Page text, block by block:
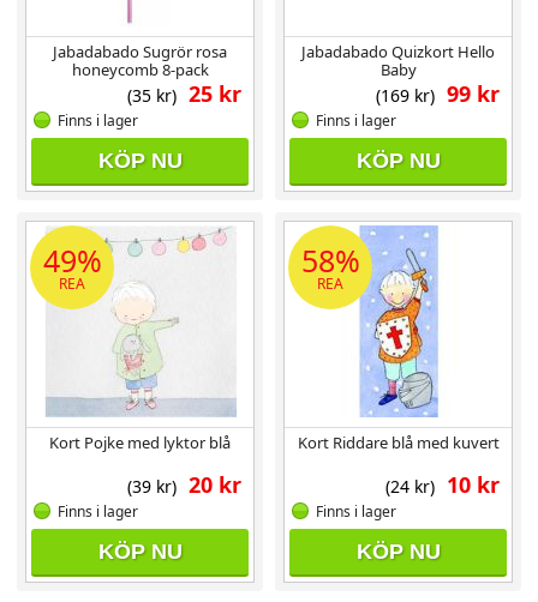
Jabadabado Sugrör rosa
honeycomb 8-pack
25 kr
(35 kr)
Finns i lager
KÖP NU
Jabadabado Quizkort Hello
Baby
99 kr
(169 kr)
Finns i lager
KÖP NU
49%
REA
Kort Pojke med lyktor blå
20 kr
(39 kr)
Finns i lager
KÖP NU
58%
REA
Kort Riddare blå med kuvert
10 kr
(24 kr)
Finns i lager
KÖP NU